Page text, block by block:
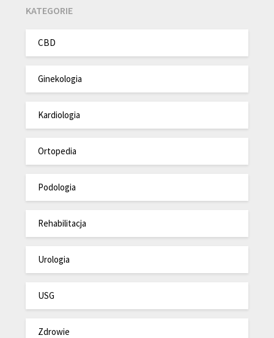
KATEGORIE
CBD
Ginekologia
Kardiologia
Ortopedia
Podologia
Rehabilitacja
Urologia
USG
Zdrowie